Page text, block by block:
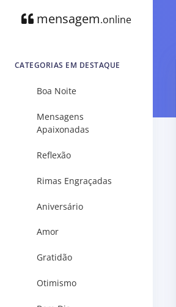
mensagem.online
CATEGORIAS EM DESTAQUE
Boa Noite
Mensagens
Apaixonadas
Reflexão
Rimas Engraçadas
Aniversário
Amor
Gratidão
Otimismo